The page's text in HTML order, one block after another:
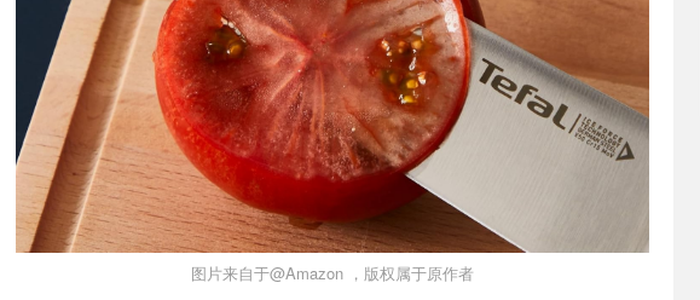
图片来自于@Amazon ，版权属于原作者